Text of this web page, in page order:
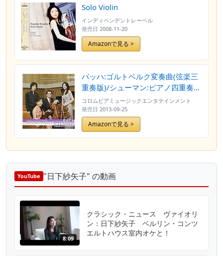
Erxleben, concertmaster) [SACD
付]
Solo Violin
インディペンデントレーベル
発売日 2008-11-20
Amazonで見る >
バッハ:ゴルトベルク変奏曲(弦楽三
重奏版)/シューマン:ピアノ四重奏曲
(トッパンホールライヴシリーズ)
コロムビアミュージックエンタテインメント
発売日 2013-09-25
Amazonで見る >
YouTube "日下紗矢子" の動画
8:09
クラシック・ニュース ヴァイオリ
ン：日下紗矢子 ベルリン・コンツ
エルトハウス室内オケと！